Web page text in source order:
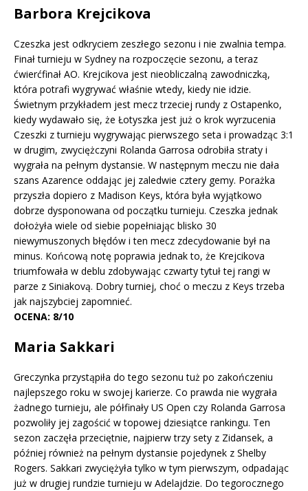
Barbora Krejcikova
Czeszka jest odkryciem zeszłego sezonu i nie zwalnia tempa.
Finał turnieju w Sydney na rozpoczęcie sezonu, a teraz
ćwierćfinał AO. Krejcikova jest nieobliczalną zawodniczką,
która potrafi wygrywać właśnie wtedy, kiedy nie idzie.
Świetnym przykładem jest mecz trzeciej rundy z Ostapenko,
kiedy wydawało się, że Łotyszka jest już o krok wyrzucenia
Czeszki z turnieju wygrywając pierwszego seta i prowadząc 3:1
w drugim, zwyciężczyni Rolanda Garrosa odrobiła straty i
wygrała na pełnym dystansie. W następnym meczu nie dała
szans Azarence oddając jej zaledwie cztery gemy. Porażka
przyszła dopiero z Madison Keys, która była wyjątkowo
dobrze dysponowana od początku turnieju. Czeszka jednak
dołożyła wiele od siebie popełniając blisko 30
niewymuszonych błędów i ten mecz zdecydowanie był na
minus. Końcową notę poprawia jednak to, że Krejcikova
triumfowała w deblu zdobywając czwarty tytuł tej rangi w
parze z Siniakovą. Dobry turniej, choć o meczu z Keys trzeba
jak najszybciej zapomnieć.
OCENA: 8/10
Maria Sakkari
Greczynka przystąpiła do tego sezonu tuż po zakończeniu
najlepszego roku w swojej karierze. Co prawda nie wygrała
żadnego turnieju, ale półfinały US Open czy Rolanda Garrosa
pozwoliły jej zagościć w topowej dziesiątce rankingu. Ten
sezon zaczęła przeciętnie, najpierw trzy sety z Zidansek, a
później również na pełnym dystansie pojedynek z Shelby
Rogers. Sakkari zwyciężyła tylko w tym pierwszym, odpadając
już w drugiej rundzie turnieju w Adelajdzie. Do tegorocznego